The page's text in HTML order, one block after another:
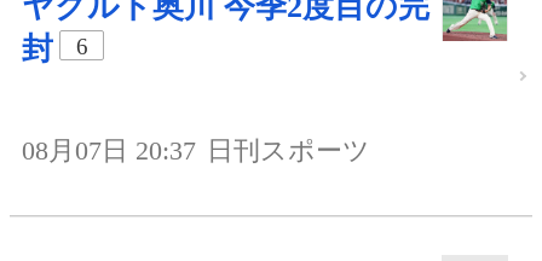
ヤクルト奥川 今季2度目の完
封
6
08月07日 20:37 日刊スポーツ